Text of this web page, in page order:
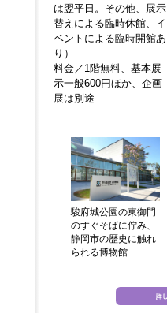
は翌平日。その他、展示
替えによる臨時休館、イ
ベントによる臨時開館あ
り）
料金／1階無料、基本展
示一般600円ほか、企画
展は別途
駿府城公園の東御門
のすぐそばに佇み、
静岡市の歴史に触れ
られる博物館